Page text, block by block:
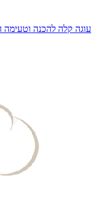
עוגה קלה להכנה